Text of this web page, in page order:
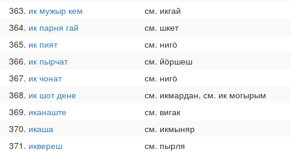
363 ик мужыр кем
см. икгай
364 ик парня гай
см. шкет
365 ик пият
см. нигӧ
366 ик пырчат
см. йӧршеш
367 ик чонат
см. нигӧ
368 ик шот дене
см. икмардан, см. ик могырым
369 иканаште
см. вигак
370 икаша
см. икмыняр
371 иквереш
см. пырля